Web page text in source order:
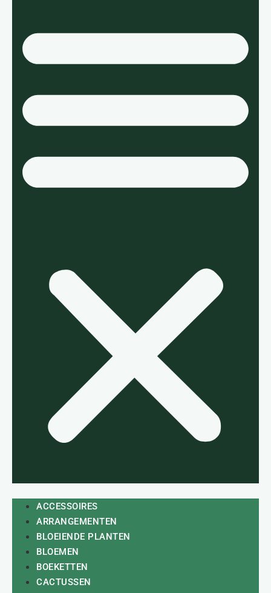
ACCESSOIRES
ARRANGEMENTEN
BLOEIENDE PLANTEN
BLOEMEN
BOEKETTEN
CACTUSSEN